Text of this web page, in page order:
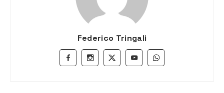
Federico Tringali